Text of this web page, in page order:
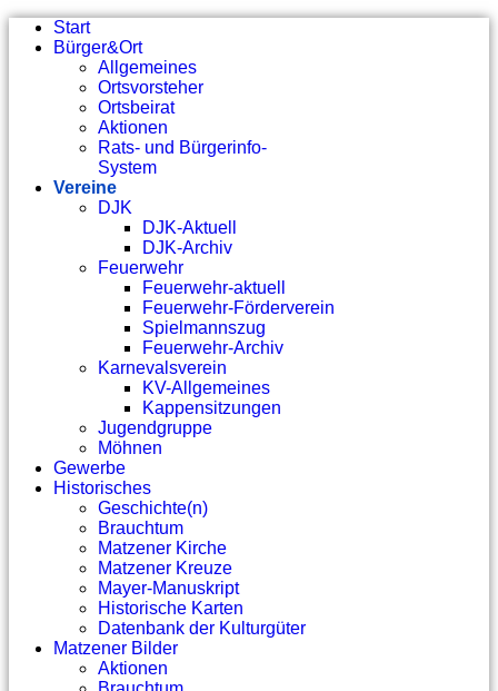
Start
Bürger&Ort
Allgemeines
Ortsvorsteher
Ortsbeirat
Aktionen
Rats- und Bürgerinfo-
System
Vereine
DJK
DJK-Aktuell
DJK-Archiv
Feuerwehr
Feuerwehr-aktuell
Feuerwehr-Förderverein
Spielmannszug
Feuerwehr-Archiv
Karnevalsverein
KV-Allgemeines
Kappensitzungen
Jugendgruppe
Möhnen
Gewerbe
Historisches
Geschichte(n)
Brauchtum
Matzener Kirche
Matzener Kreuze
Mayer-Manuskript
Historische Karten
Datenbank der Kulturgüter
Matzener Bilder
Aktionen